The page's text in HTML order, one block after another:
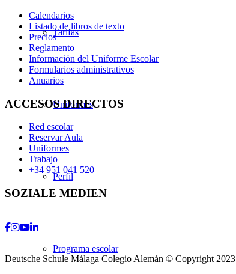
Tarifas
Uniformes
Perfil
Programa escolar
Calendarios
Listado de libros de texto
Precios
Reglamento
Información del Uniforme Escolar
Formularios administrativos
Anuarios
ACCESOS DIRECTOS
Red escolar
Reservar Aula
Uniformes
Trabajo
+34 951 041 520
SOZIALE MEDIEN
Deutsche Schule Málaga Colegio Alemán © Copyright 2023